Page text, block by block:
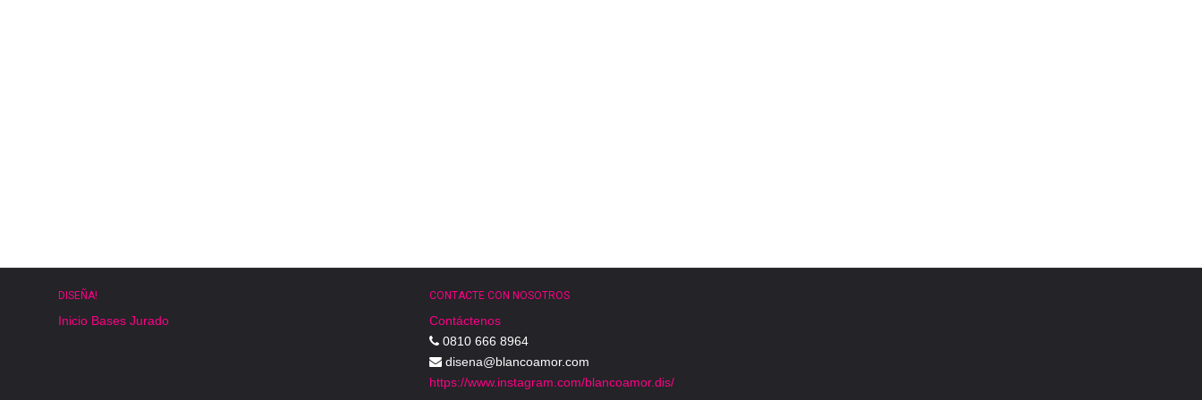
DISEÑA!
Inicio Bases Jurado
CONTACTE CON NOSOTROS
Contáctenos
0810 666 8964
disena@blancoamor.com
https://www.instagram.com/blancoamor.dis/